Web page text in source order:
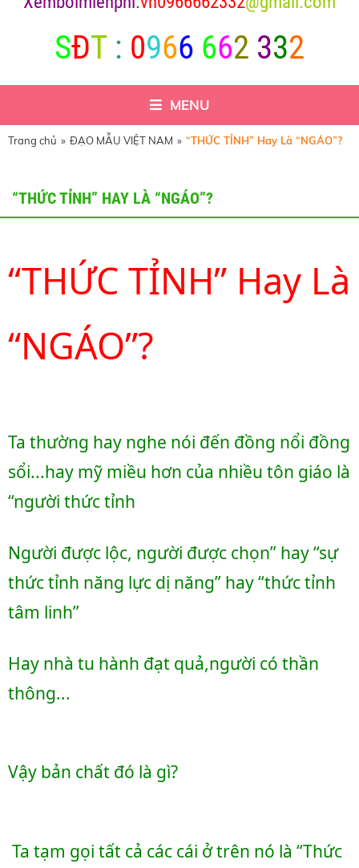
SĐT : 0966 662 332
MENU
Trang chủ » ĐẠO MẪU VIỆT NAM » “THỨC TỈNH” Hay Là “NGÁO”?
“THỨC TỈNH” HAY LÀ “NGÁO”?
“THỨC TỈNH” Hay Là
“NGÁO”?
Ta thường hay nghe nói đến đồng nổi đồng
sổi...hay mỹ miều hơn của nhiều tôn giáo là
“người thức tỉnh
Người được lộc, người được chọn” hay “sự
thức tỉnh năng lực dị năng” hay “thức tỉnh
tâm linh”
Hay nhà tu hành đạt quả,người có thần
thông...
Vậy bản chất đó là gì?
Ta tạm gọi tất cả các cái ở trên nó là “Thức